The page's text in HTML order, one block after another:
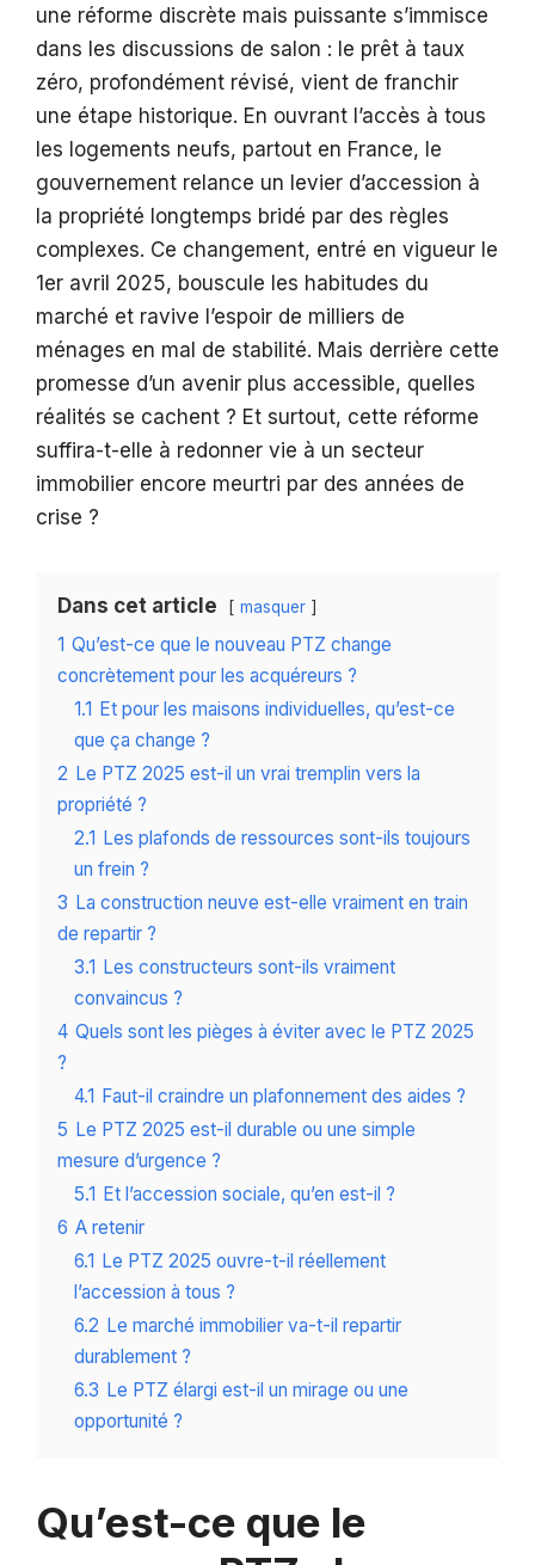
une réforme discrète mais puissante s’immisce
dans les discussions de salon : le prêt à taux
zéro, profondément révisé, vient de franchir
une étape historique. En ouvrant l’accès à tous
les logements neufs, partout en France, le
gouvernement relance un levier d’accession à
la propriété longtemps bridé par des règles
complexes. Ce changement, entré en vigueur le
1er avril 2025, bouscule les habitudes du
marché et ravive l’espoir de milliers de
ménages en mal de stabilité. Mais derrière cette
promesse d’un avenir plus accessible, quelles
réalités se cachent ? Et surtout, cette réforme
suffira-t-elle à redonner vie à un secteur
immobilier encore meurtri par des années de
crise ?
Dans cet article masquer
1 Qu’est-ce que le nouveau PTZ change
concrètement pour les acquéreurs ?
1.1 Et pour les maisons individuelles, qu’est-ce
que ça change ?
2 Le PTZ 2025 est-il un vrai tremplin vers la
propriété ?
2.1 Les plafonds de ressources sont-ils toujours
un frein ?
3 La construction neuve est-elle vraiment en train
de repartir ?
3.1 Les constructeurs sont-ils vraiment
convaincus ?
4 Quels sont les pièges à éviter avec le PTZ 2025
?
4.1 Faut-il craindre un plafonnement des aides ?
5 Le PTZ 2025 est-il durable ou une simple
mesure d’urgence ?
5.1 Et l’accession sociale, qu’en est-il ?
6 A retenir
6.1 Le PTZ 2025 ouvre-t-il réellement
l’accession à tous ?
6.2 Le marché immobilier va-t-il repartir
durablement ?
6.3 Le PTZ élargi est-il un mirage ou une
opportunité ?
Qu’est-ce que le